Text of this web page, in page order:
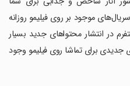
موجود بر روی فیلیمو روزانه
در انتشار محتواهای جدید بسیار
برای تماشا روی فیلیمو وجود